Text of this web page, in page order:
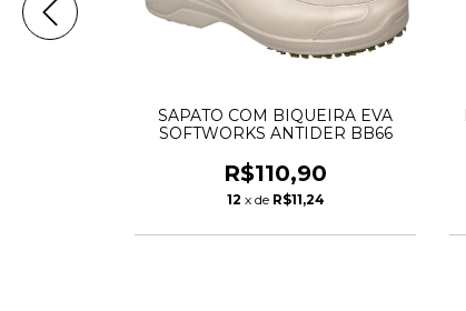
SAPATO COM BIQUEIRA EVA
SOFTWORKS ANTIDER BB66
R$110,90
12 x de R$11,24